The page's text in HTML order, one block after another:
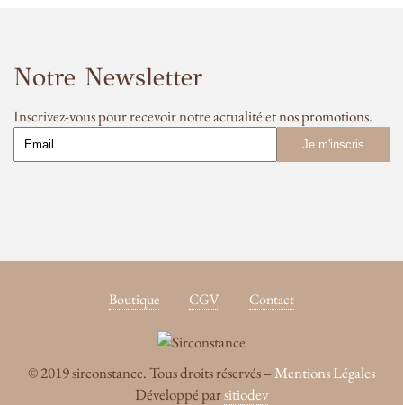
Notre Newsletter
Inscrivez-vous pour recevoir notre actualité et nos promotions.
Boutique CGV Contact
© 2019 sirconstance. Tous droits réservés –Mentions Légales
Développé parsitiodev